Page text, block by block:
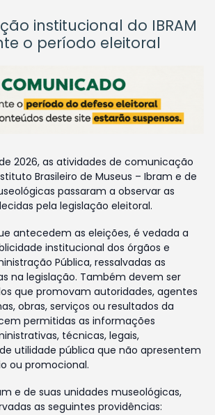
institucional do IBRAM
o período eleitoral
2026, as atividades de comunicação
Brasileiro de Museus – Ibram e de
passaram a observar as
pela legislação eleitoral.
antecedem as eleições, é vedada a
institucional dos órgãos e
Pública, ressalvadas as
na legislação. Também devem ser
que promovam autoridades, agentes
obras, serviços ou resultados da
permitidas as informações
técnicas, legais,
utilidade pública que não apresentem
ou promocional.
e de suas unidades museológicas,
as seguintes providências: